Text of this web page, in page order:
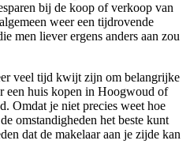
bij de koop of verkoop van
weer een tijdrovende
men liever ergens anders aan zou
veel tijd kwijt zijn om belangrijke
een huis kopen in Hoogwoud of
Omdat je niet precies weet hoe
omstandigheden het beste kunt
dat de makelaar aan je zijde kan